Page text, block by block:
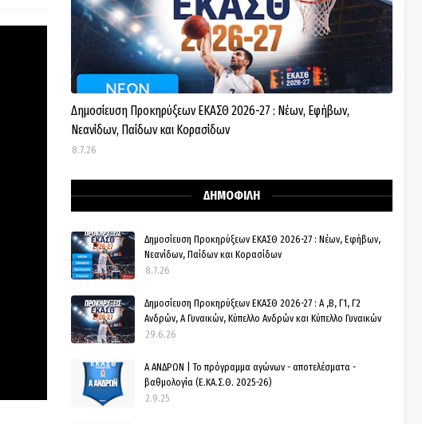
Δημοσίευση Προκηρύξεων ΕΚΑΣΘ 2026-27 : Νέων, Εφήβων,
Νεανίδων, Παίδων και Κορασίδων
8.7.26
ΔΗΜΟΦΙΛΗ
Δημοσίευση Προκηρύξεων ΕΚΑΣΘ 2026-27 : Νέων, Εφήβων,
Νεανίδων, Παίδων και Κορασίδων
8.7.26
Δημοσίευση Προκηρύξεων ΕΚΑΣΘ 2026-27 : Α ,Β, Γ1, Γ2
Ανδρών, Α Γυναικών, Κύπελλο Ανδρών και Κύπελλο Γυναικών
29.6.26
Α ΑΝΔΡΩΝ | Το πρόγραμμα αγώνων - αποτελέσματα -
βαθμολογία (Ε.ΚΑ.Σ.Θ. 2025-26)
2.9.25